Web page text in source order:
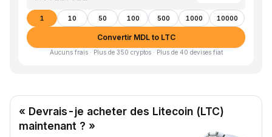
1 10 50 100 500 1000 10000
Convertir MDL to LTC
Aucuns frais · Plus de 350 cryptos · Plus de 40 devises fiat
« Devrais-je acheter des Litecoin (LTC)
maintenant ? »